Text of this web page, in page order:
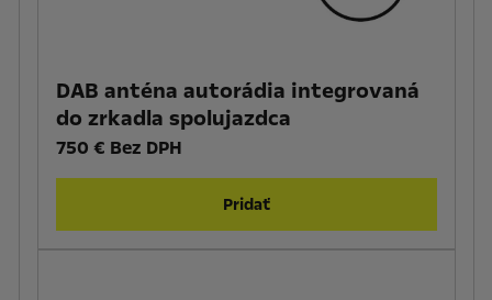
DAB anténa autorádia integrovaná
do zrkadla spolujazdca
750 € Bez DPH
Pridať